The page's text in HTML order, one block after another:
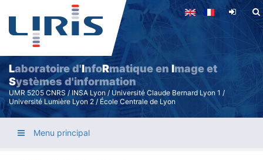
Aller
contenu
principal
Laboratoire d'InfoRmatique en Image et
Systèmes d'information
UMR 5205 CNRS / INSA Lyon / Université Claude Bernard Lyon 1 /
Université Lumière Lyon 2 / École Centrale de Lyon
Menu principal